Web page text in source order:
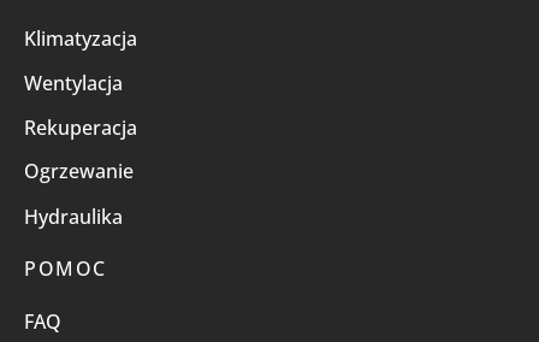
Klimatyzacja
Wentylacja
Rekuperacja
Ogrzewanie
Hydraulika
POMOC
FAQ